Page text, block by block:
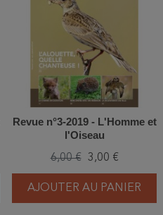
Revue n°3-2019 - L'Homme et
l'Oiseau
6,00 € 3,00 €
AJOUTER AU PANIER